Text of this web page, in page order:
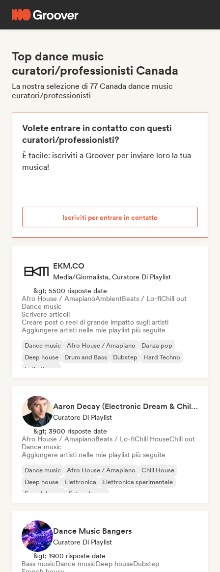
Top dance music
curatori/professionisti Canada
La nostra selezione di 77 Canada dance music
curatori/professionisti
Volete entrare in contatto con questi
curatori/professionisti?
È facile: iscriviti a Groover per inviare loro la tua
musica!
Iscriviti per entrare in contatto
EKM.CO
Media/Giornalista, Curatore Di Playlist
&gt; 5500 risposte date
Afro House / AmapianoAmbientBeats / Lo-fiChill out
Dance music
Scrivere articoli
Creare post o reel di grande impatto sugli artisti
Aggiungere artisti nelle mie playlist più seguite
Dance music Afro House / Amapiano
Danza pop
Deep house
Drum and Bass Dubstep
Hard Techno
Indie Dance
Aaron Decay (Electronic Dream & Chill Electronic Dream playlists)
Curatore Di Playlist
&gt; 3900 risposte date
Afro House / AmapianoBeats / Lo-fiChill HouseChill out
Dance music
Aggiungere artisti nelle mie playlist più seguite
Dance music Afro House / Amapiano
Chill House
Deep house
Elettronica
Elettronica sperimentale
French house
Future house
Dance Music Bangers
Curatore Di Playlist
&gt; 1900 risposte date
Bass musicDance musicDeep houseDubstep